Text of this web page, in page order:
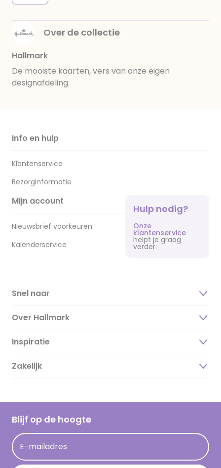
Over de collectie
Hallmark
De mooiste kaarten, vers van onze eigen
designafdeling.
Info en hulp
Klantenservice
Bezorginformatie
Mijn account
Nieuwsbrief voorkeuren
Kalenderservice
Hulp nodig?
Onze
klantenservice
helpt je graag
verder.
Snel naar
Over Hallmark
Over ons
Duurzaamheid
Hallmark Kaartclub
Acties
Persberichten
Inspiratie
Magazine
Cadeau inspiratie
Kaartinspiratie
Zakelijk
Blijf op de hoogte
E-mailadres